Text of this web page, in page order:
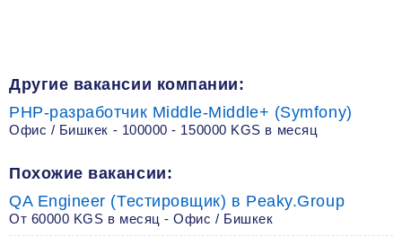
Похожие вакансии:
QA Engineer (Тестировщик) в Peaky.Group
От 60000 KGS в месяц - Офис / Бишкек
Другие вакансии компании:
PHP-разработчик Middle-Middle+ (Symfony)
Офис / Бишкек - 100000 - 150000 KGS в месяц